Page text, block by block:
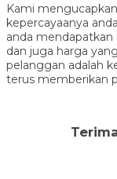
Kami
kepercayaanya
anda
dan juga harga
pelanggan adalah
terus memberikan